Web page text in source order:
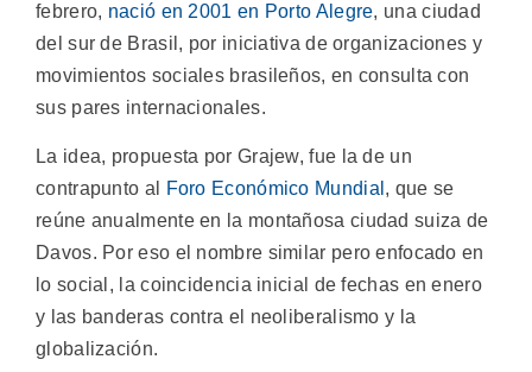
febrero, nació en 2001 en Porto Alegre, una ciudad
del sur de Brasil, por iniciativa de organizaciones y
movimientos sociales brasileños, en consulta con
sus pares internacionales.
La idea, propuesta por Grajew, fue la de un
contrapunto al
Foro Económico Mundial , que se
reúne anualmente en la montañosa ciudad suiza de
Davos. Por eso el nombre similar pero enfocado en
lo social, la coincidencia inicial de fechas en enero
y las banderas contra el neoliberalismo y la
globalización.